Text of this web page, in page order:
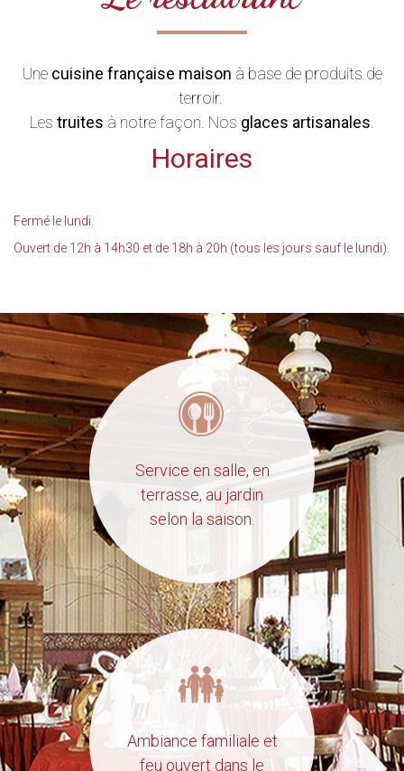
Une cuisine française maison à base de produits de
terroir.
Les truites à notre façon. Nos glaces artisanales
Horaires
Fermé le lundi.
Ouvert de 12h à 14h30 et de 18h à 20h (tous les jours sauf le lundi).
Service en salle, en
terrasse, au jardin
selon la saison.
Ambiance familiale et
feu ouvert dans le